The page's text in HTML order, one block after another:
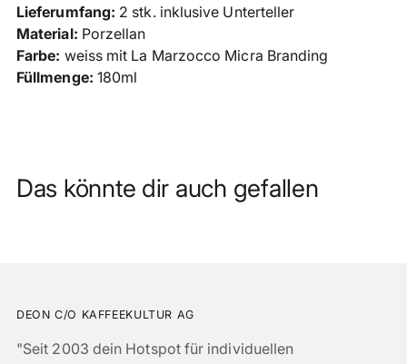
Lieferumfang: 2 stk. inklusive Unterteller
Material: Porzellan
Farbe: weiss mit La Marzocco Micra Branding
Füllmenge: 180ml
Das könnte dir auch gefallen
DEON C/O KAFFEEKULTUR AG
"Seit 2003 dein Hotspot für individuellen